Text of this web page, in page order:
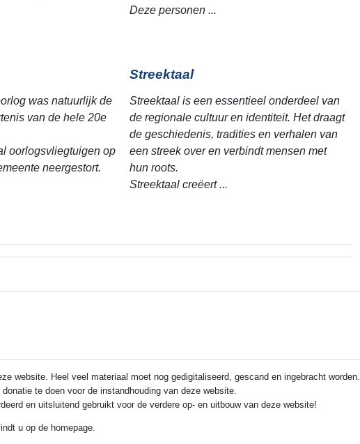
Deze personen ...
was natuurlijk de
van de hele 20e
oorlogsvliegtuigen op
neergestort.
Streektaal
Streektaal is een essentieel onderdeel van
de regionale cultuur en identiteit. Het draagt
de geschiedenis, tradities en verhalen van
een streek over en verbindt mensen met
hun roots.
Streektaal creëert ...
website. Heel veel materiaal moet nog gedigitaliseerd, gescand en ingebracht worden.
te doen voor de instandhouding van deze website.
en uitsluitend gebruikt voor de verdere op- en uitbouw van deze website!
u op de homepage.